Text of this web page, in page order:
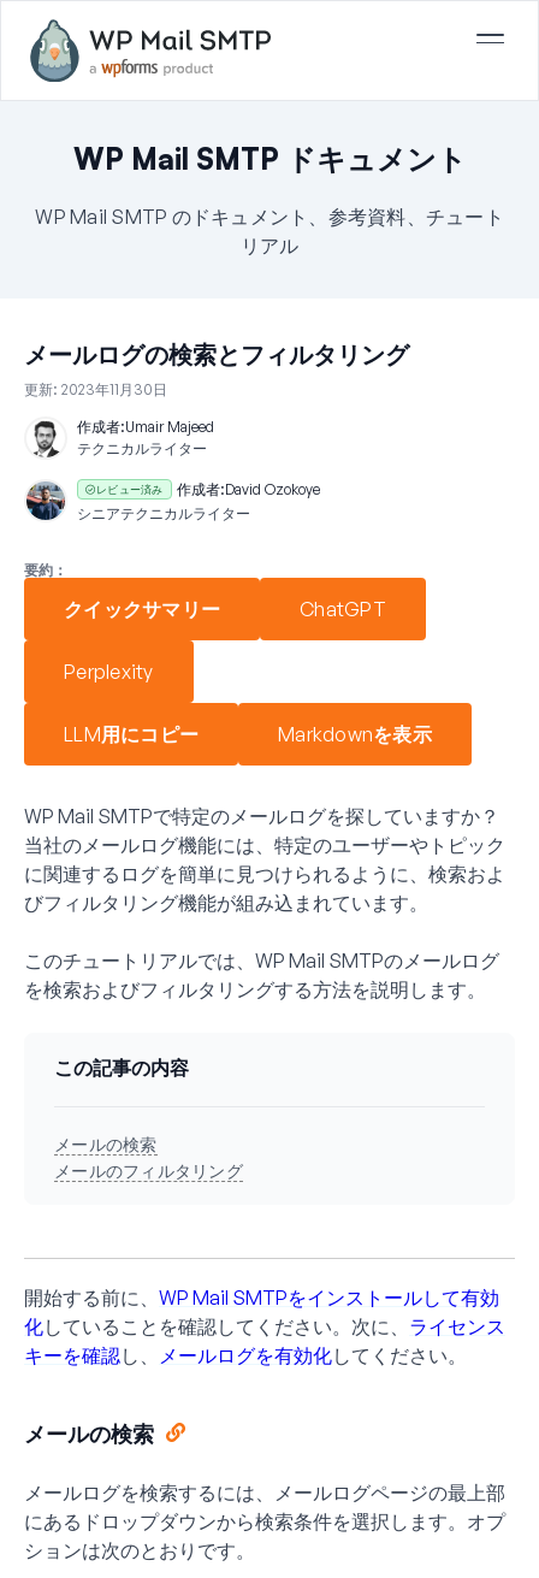
WP Mail SMTP ドキュメント
WP Mail SMTP のドキュメント、参考資料、チュート
リアル
メールログの検索とフィルタリング
更新: 2023年11月30日
作成者:Umair Majeed
テクニカルライター
レビュー済み 作成者:David Ozokoye
シニアテクニカルライター
要約：
クイックサマリー ChatGPT
Perplexity
LLM用にコピー Markdownを表示
WP Mail SMTPで特定のメールログを探していますか？
当社のメールログ機能には、特定のユーザーやトピック
に関連するログを簡単に見つけられるように、検索およ
びフィルタリング機能が組み込まれています。
このチュートリアルでは、WP Mail SMTPのメールログ
を検索およびフィルタリングする方法を説明します。
この記事の内容
メールの検索
メールのフィルタリング
開始する前に、 WP Mail SMTPをインストールして有効
化していることを確認してください。次に、 ライセンス
キーを確認し、 メールログを有効化してください。
メールの検索
メールログを検索するには、メールログページの最上部
にあるドロップダウンから検索条件を選択します。オプ
ションは次のとおりです。